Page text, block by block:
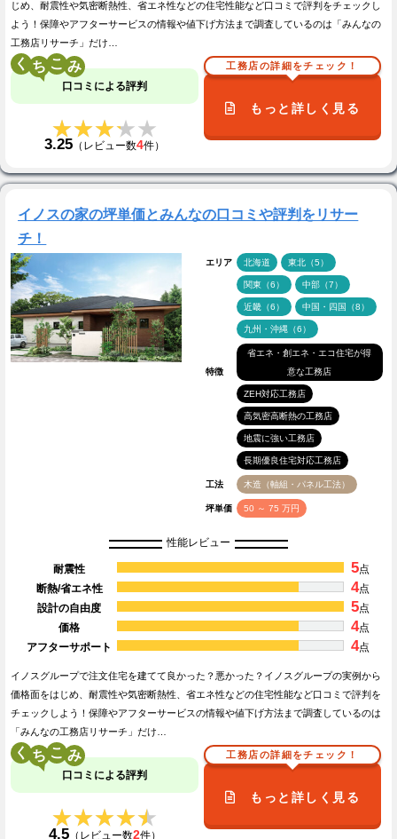
じめ、耐震性や気密断熱性、省エネ性などの住宅性能など口コミで評判をチェックし
よう！保障やアフターサービスの情報や値下げ方法まで調査しているのは「みんなの
工務店リサーチ」だけ…
く こ
口コミによる評判
★★★★★
★★★★★
3.25 （レビュー数4件）
工務店の詳細をチェック！
もっと詳しく見る
イノスの家の坪単価とみんなの口コミや評判をリサー
チ！
エリア 北海道 東北（5）
関東（6） 中部（7）
近畿（6） 中国・四国（8）
九州・沖縄（6）
特徴
省エネ・創エネ・エコ住宅が得
意な工務店
ZEH対応工務店
高気密高断熱の工務店
地震に強い工務店
長期優良住宅対応工務店
工法 木造（軸組・パネル工法）
坪単価 50 ～ 75 万円
性能レビュー
耐震性 5点
断熱/省エネ性
4点
設計の自由度
5点
価格
4点
アフターサポート
4点
イノスグループで注文住宅を建てて良かった？悪かった？イノスグループの実例から
価格面をはじめ、耐震性や気密断熱性、省エネ性などの住宅性能など口コミで評判を
チェックしよう！保障やアフターサービスの情報や値下げ方法まで調査しているのは
「みんなの工務店リサーチ」だけ…
く こ
口コミによる評判
★★★★★
★★★★★
4.5（レビュー数2件）
工務店の詳細をチェック！
もっと詳しく見る